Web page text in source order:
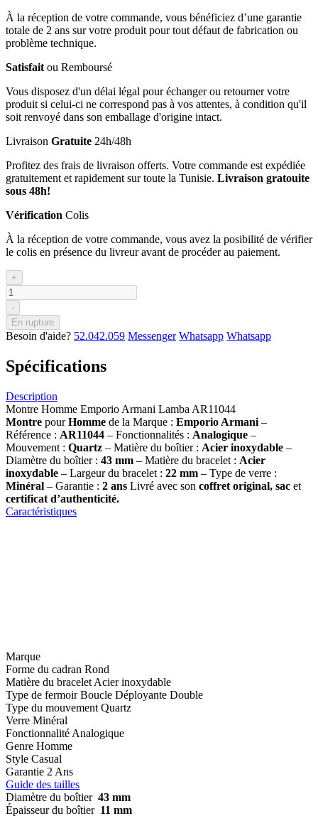
À la réception de votre commande, vous bénéficiez d’une garantie
totale de 2 ans sur votre produit pour tout défaut de fabrication ou
problème technique.
Satisfait ou Remboursé
Vous disposez d'un délai légal pour échanger ou retourner votre
produit si celui-ci ne correspond pas à vos attentes, à condition qu'il
soit renvoyé dans son emballage d'origine intact.
Livraison Gratuite 24h/48h
Profitez des frais de livraison offerts. Votre commande est expédiée
gratuitement et rapidement sur toute la Tunisie. Livraison gratouite
sous 48h!
Vérification Colis
À la réception de votre commande, vous avez la posibilité de vérifier
le colis en présence du livreur avant de procéder au paiement.
+
-
En rupture
Besoin d'aide? 52.042.059 Messenger Whatsapp Whatsapp
Spécifications
Description
Montre Homme Emporio Armani Lamba AR11044
Montre pourHomme de la Marque : Emporio Armani –
Référence : AR11044 – Fonctionnalités : Analogique –
Mouvement : Quartz – Matière du boîtier : Acier inoxydable –
Diamètre du boîtier : 43 mm – Matière du bracelet : Acier
inoxydable – Largeur du bracelet : 22 mm – Type de verre :
Minéral – Garantie : 2 ans Livré avec son coffret original, sac et
certificat d’authenticité.
Caractéristiques
Marque
Forme du cadran Rond
Matière du bracelet Acier inoxydable
Type de fermoir Boucle Déployante Double
Type du mouvement Quartz
Verre Minéral
Fonctionnalité Analogique
Genre Homme
Style Casual
Garantie 2 Ans
Guide des tailles
Diamètre du boîtier 43 mm
Épaisseur du boîtier 11 mm